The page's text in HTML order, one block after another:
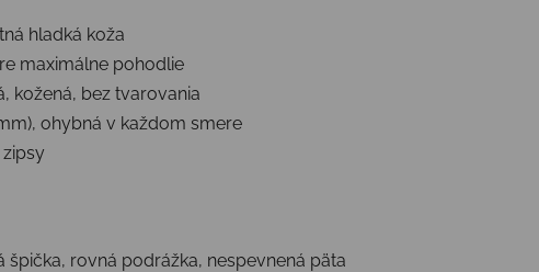
hladká koža
maximálne pohodlie
kožená, bez tvarovania
ohybná v každom smere
špička, rovná podrážka, nespevnená päta